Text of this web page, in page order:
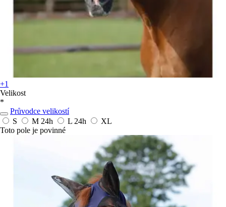
+1
Velikost
*
Průvodce velikostí
S
M 24h L 24h
XL
Toto pole je povinné